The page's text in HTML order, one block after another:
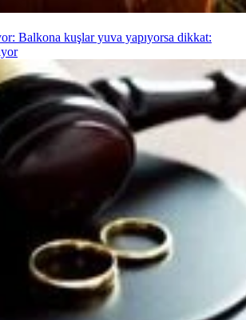
Balkona kuşlar yuva yapıyorsa dikkat: